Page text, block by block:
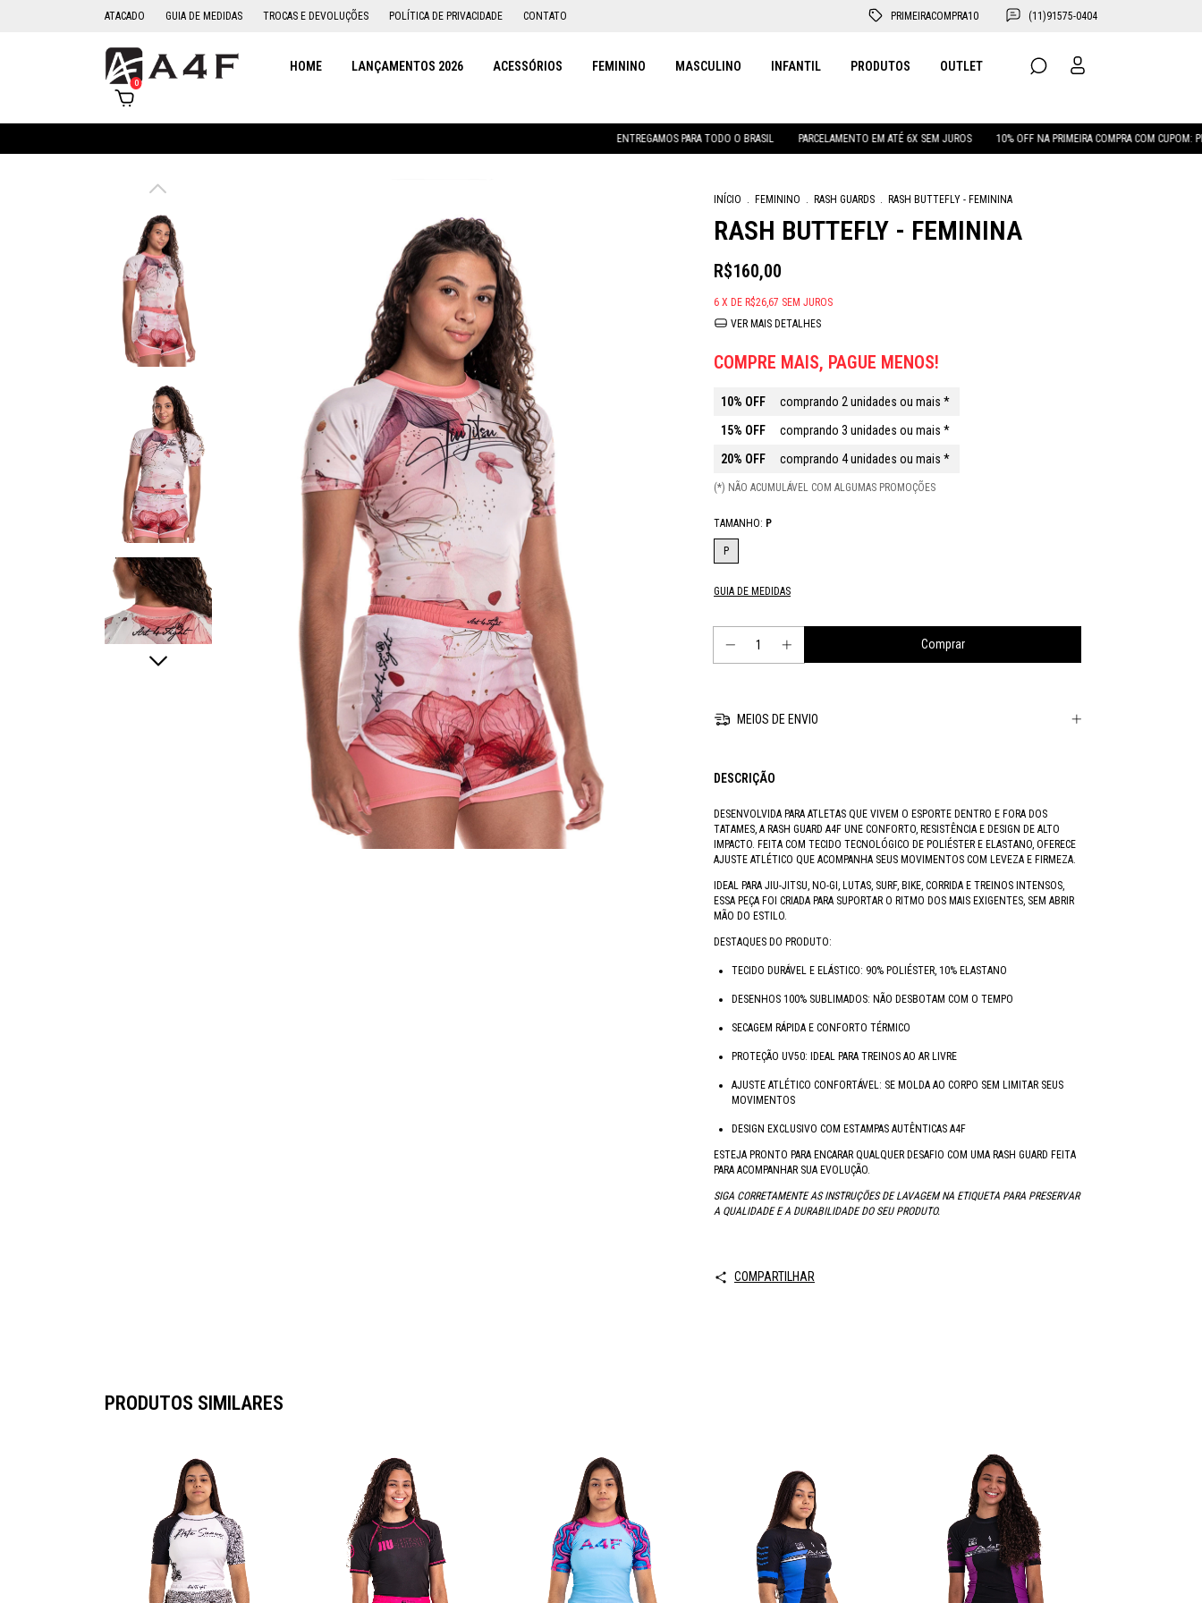
ATACADO GUIA DE MEDIDAS TROCAS E DEVOLUÇÕES POLÍTICA DE PRIVACIDADE CONTATO PRIMEIRACOMPRA10 (11)91575-0404
HOME LANÇAMENTOS 2026 ACESSÓRIOS FEMININO MASCULINO INFANTIL PRODUTOS OUTLET
0
ENTREGAMOS PARA TODO O BRASIL PARCELAMENTO EM ATÉ 6X SEM JUROS 10% OFF NA PRIMEIRA COMPRA COM CUPOM:
INÍCIO FEMININO RASH GUARDS RASH BUTTEFLY - FEMININA
RASH BUTTEFLY - FEMININA
R$160,00
6 X DE R$26,67 SEM JUROS
VER MAIS DETALHES
COMPRE MAIS, PAGUE MENOS!
10% OFF
comprando 2 unidades ou mais *
15% OFF
comprando 3 unidades ou mais *
20% OFF
comprando 4 unidades ou mais *
(*) NÃO ACUMULÁVEL COM ALGUMAS PROMOÇÕES
TAMANHO: P
P
GUIA DE MEDIDAS
MEIOS DE ENVIO
DESCRIÇÃO
DESENVOLVIDA PARA ATLETAS QUE VIVEM O ESPORTE DENTRO E FORA DOS
TATAMES, A RASH GUARD A4F UNE CONFORTO, RESISTÊNCIA E DESIGN DE ALTO
IMPACTO. FEITA COM TECIDO TECNOLÓGICO DE POLIÉSTER E ELASTANO, OFERECE
AJUSTE ATLÉTICO QUE ACOMPANHA SEUS MOVIMENTOS COM LEVEZA E FIRMEZA.
IDEAL PARA JIU-JITSU, NO-GI, LUTAS, SURF, BIKE, CORRIDA E TREINOS INTENSOS,
ESSA PEÇA FOI CRIADA PARA SUPORTAR O RITMO DOS MAIS EXIGENTES, SEM ABRIR
MÃO DO ESTILO.
DESTAQUES DO PRODUTO:
TECIDO DURÁVEL E ELÁSTICO: 90% POLIÉSTER, 10% ELASTANO
DESENHOS 100% SUBLIMADOS: NÃO DESBOTAM COM O TEMPO
SECAGEM RÁPIDA E CONFORTO TÉRMICO
PROTEÇÃO UV50: IDEAL PARA TREINOS AO AR LIVRE
AJUSTE ATLÉTICO CONFORTÁVEL: SE MOLDA AO CORPO SEM LIMITAR SEUS
MOVIMENTOS
DESIGN EXCLUSIVO COM ESTAMPAS AUTÊNTICAS A4F
ESTEJA PRONTO PARA ENCARAR QUALQUER DESAFIO COM UMA RASH GUARD FEITA
PARA ACOMPANHAR SUA EVOLUÇÃO.
SIGA CORRETAMENTE AS INSTRUÇÕES DE LAVAGEM NA ETIQUETA PARA PRESERVAR
A QUALIDADE E A DURABILIDADE DO SEU PRODUTO.
COMPARTILHAR
PRODUTOS SIMILARES